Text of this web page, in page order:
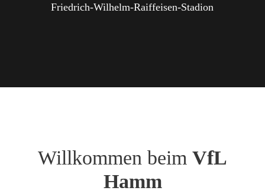
Friedrich-Wilhelm-Raiffeisen-Stadion
Willkommen beim VfL
Hamm